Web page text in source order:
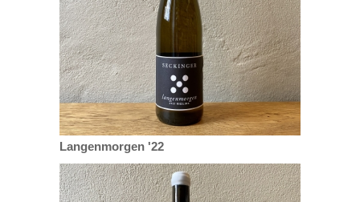
Langenmorgen '22